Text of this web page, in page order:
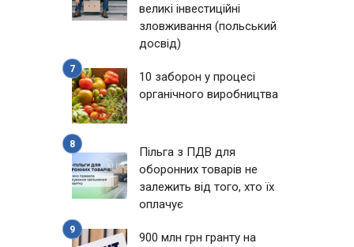
великі інвестиційні
зловживання (польський
досвід)
10 заборон у процесі
органічного виробництва
Пільга з ПДВ для
оборонних товарів не
залежить від того, хто їх
оплачує
900 млн грн гранту на